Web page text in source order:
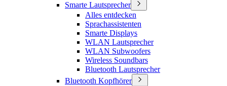
Smarte Lautsprecher
Alles entdecken
Sprachassistenten
Smarte Displays
WLAN Lautsprecher
WLAN Subwoofers
Wireless Soundbars
Bluetooth Lautsprecher
Bluetooth Kopfhörer